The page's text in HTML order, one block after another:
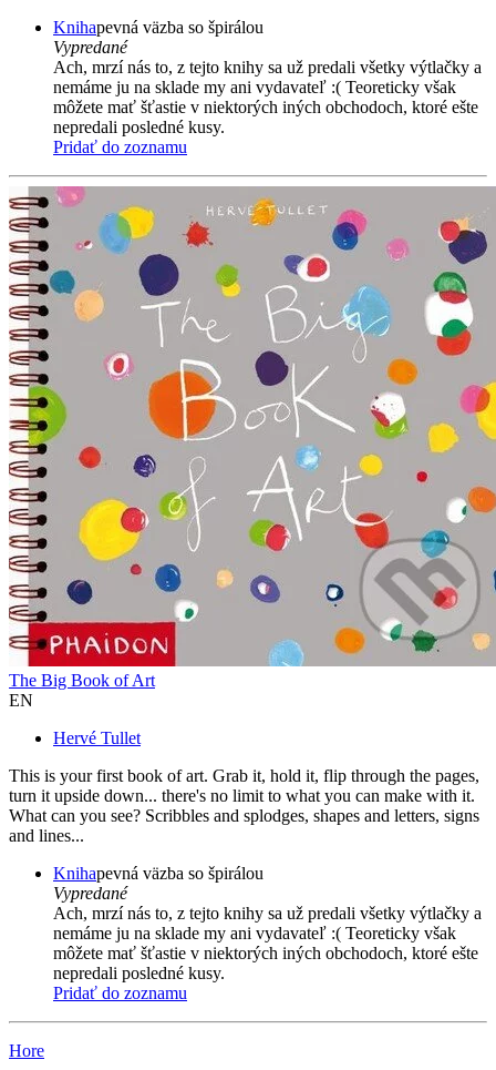
Knihapevná väzba so špirálou
Vypredané
Ach, mrzí nás to, z tejto knihy sa už predali všetky výtlačky a
nemáme ju na sklade my ani vydavateľ :( Teoreticky však
môžete mať šťastie v niektorých iných obchodoch, ktoré ešte
nepredali posledné kusy.
Pridať do zoznamu
The Big Book of Art
EN
Hervé Tullet
This is your first book of art. Grab it, hold it, flip through the pages,
turn it upside down... there's no limit to what you can make with it.
What can you see? Scribbles and splodges, shapes and letters, signs
and lines...
Knihapevná väzba so špirálou
Vypredané
Ach, mrzí nás to, z tejto knihy sa už predali všetky výtlačky a
nemáme ju na sklade my ani vydavateľ :( Teoreticky však
môžete mať šťastie v niektorých iných obchodoch, ktoré ešte
nepredali posledné kusy.
Pridať do zoznamu
Hore